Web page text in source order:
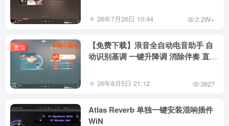
26年7月26日 10:44 2.2W+
置顶
【免费下载】浪音全自动电音助手 自
动识别基调 一键升降调 消除伴奏 直播
26年8月5日 21:12 3827
Atlas Reverb 单独一键安装混响插件
WiN